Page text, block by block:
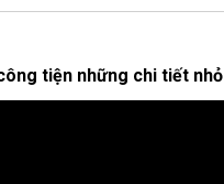
tiện những chi tiết nhỏ